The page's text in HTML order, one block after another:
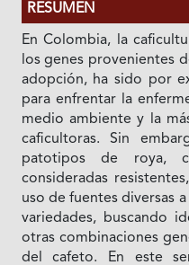
RESUMEN
En Colombia, la
los genes provenientes
adopción, ha sido por
para enfrentar la
medio ambiente y la
caficultoras. Sin
patotipos de roya,
consideradas
uso de fuentes diversas
variedades, buscando
otras combinaciones
del cafeto. En este